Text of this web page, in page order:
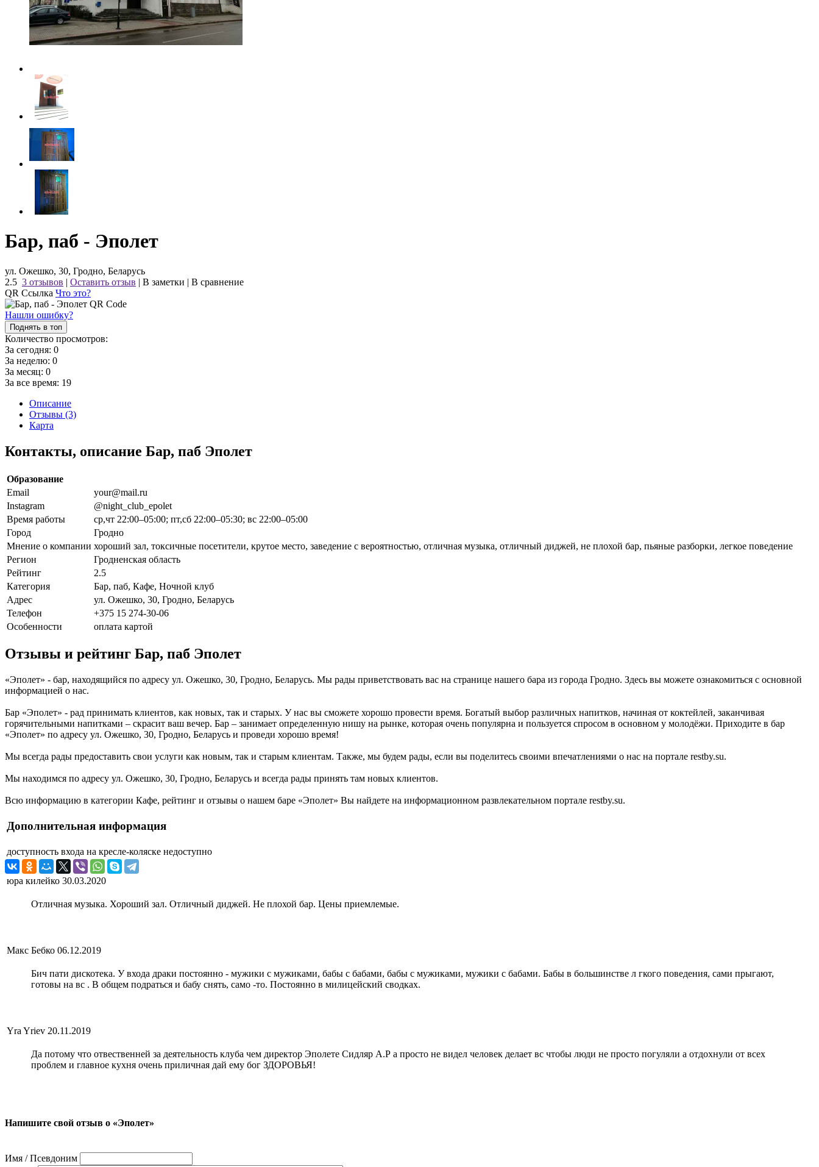
Бар, паб - Эполет
ул. Ожешко, 30, Гродно, Беларусь
2.5 3 отзывов | Оставить отзыв | В заметки | В сравнение
QR Ссылка Что это?
Нашли ошибку?
Поднять в топ
Количество просмотров:
За сегодня: 0
За неделю: 0
За месяц: 0
За все время: 19
Описание
Отзывы (3)
Карта
Контакты, описание Бар, паб Эполет
Образование
Email
your@mail.ru
Instagram
@night_club_epolet
Время работы
ср,чт 22:00–05:00; пт,сб 22:00–05:30; вс 22:00–05:00
Город
Гродно
Мнение о компании хороший зал, токсичные посетители, крутое место, заведение с вероятностью, отличная музыка, отличный диджей, не плохой бар, пьяные разборки, легкое поведение
Регион
Гродненская область
Рейтинг
2.5
Категория
Бар, паб, Кафе, Ночной клуб
Адрес
ул. Ожешко, 30, Гродно, Беларусь
Телефон
+375 15 274-30-06
Особенности
оплата картой
Отзывы и рейтинг Бар, паб Эполет
«Эполет» - бар, находящийся по адресу ул. Ожешко, 30, Гродно, Беларусь. Мы рады приветствовать вас на странице нашего бара из города Гродно. Здесь вы можете ознакомиться с основной
информацией о нас.
Бар «Эполет» - рад принимать клиентов, как новых, так и старых. У нас вы сможете хорошо провести время. Богатый выбор различных напитков, начиная от коктейлей, заканчивая
горячительными напитками – скрасит ваш вечер. Бар – занимает определенную нишу на рынке, которая очень популярна и пользуется спросом в основном у молодёжи. Приходите в бар
«Эполет» по адресу ул. Ожешко, 30, Гродно, Беларусь и проведи хорошо время!
Мы всегда рады предоставить свои услуги как новым, так и старым клиентам. Также, мы будем рады, если вы поделитесь своими впечатлениями о нас на портале restby.su.
Мы находимся по адресу ул. Ожешко, 30, Гродно, Беларусь и всегда рады принять там новых клиентов.
Всю информацию в категории Кафе, рейтинг и отзывы о нашем баре «Эполет» Вы найдете на информационном развлекательном портале restby.su.
Дополнительная информация
доступность входа на кресле-коляске недоступно
юра килейко 30.03.2020
Отличная музыка. Хороший зал. Отличный диджей. Не плохой бар. Цены приемлемые.
Макс Бебко 06.12.2019
Бич пати дискотека. У входа драки постоянно - мужики с мужиками, бабы с бабами, бабы с мужиками, мужики с бабами. Бабы в большинстве л гкого поведения, сами прыгают,
готовы на вс . В общем подраться и бабу снять, само -то. Постоянно в милицейский сводках.
Yra Yriev 20.11.2019
Да потому что отвественней за деятельность клуба чем директор Эполете Сидляр А.Р а просто не видел человек делает вс чтобы люди не просто погуляли а отдохнули от всех
проблем и главное кухня очень приличная дай ему бог ЗДОРОВЬЯ!
Напишите свой отзыв о «Эполет»
Имя / Псевдоним